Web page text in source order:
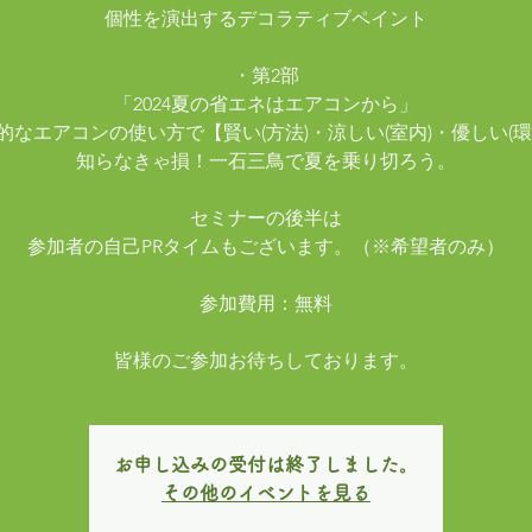
個性を演出するデコラティブペイント
・第2部
「2024夏の省エネはエアコンから」
なエアコンの使い方で【賢い(方法)・涼しい(室内)・優しい(
知らなきゃ損！一石三鳥で夏を乗り切ろう。
セミナーの後半は
参加者の自己PRタイムもございます。（※希望者のみ）
参加費用：無料
皆様のご参加お待ちしております。
お申し込みの受付は終了しました。
その他のイベントを見る